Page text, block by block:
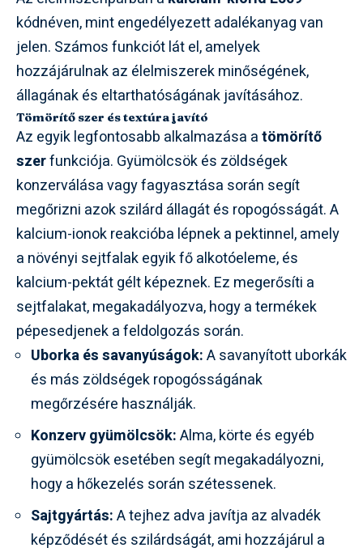
kódnéven, mint engedélyezett adalékanyag van
jelen. Számos funkciót lát el, amelyek
hozzájárulnak az élelmiszerek minőségének,
állagának és eltarthatóságának javításához.
Tömörítő szer és textúra javító
Az egyik legfontosabb alkalmazása atömörítő
szerfunkciója. Gyümölcsök és zöldségek
konzerválása vagy fagyasztása során segít
megőrizni azok szilárd állagát és ropogósságát. A
kalcium-ionok reakcióba lépnek a pektinnel, amely
a növényi sejtfalak egyik fő alkotóeleme, és
kalcium-pektát gélt képeznek. Ez megerősíti a
sejtfalakat, megakadályozva, hogy a termékek
pépesedjenek a feldolgozás során.
Uborka és savanyúságok:A savanyított uborkák
és más zöldségek ropogósságának
megőrzésére használják.
Konzerv gyümölcsök:Alma, körte és egyéb
gyümölcsök esetében segít megakadályozni,
hogy a hőkezelés során szétessenek.
Sajtgyártás:A tejhez adva javítja az alvadék
képződését és szilárdságát, ami hozzájárul a